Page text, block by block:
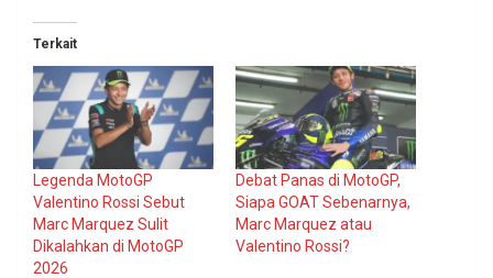
Terkait
Legenda MotoGP
Valentino Rossi Sebut
Marc Marquez Sulit
Dikalahkan di MotoGP
2026
Debat Panas di MotoGP,
Siapa GOAT Sebenarnya,
Marc Marquez atau
Valentino Rossi?